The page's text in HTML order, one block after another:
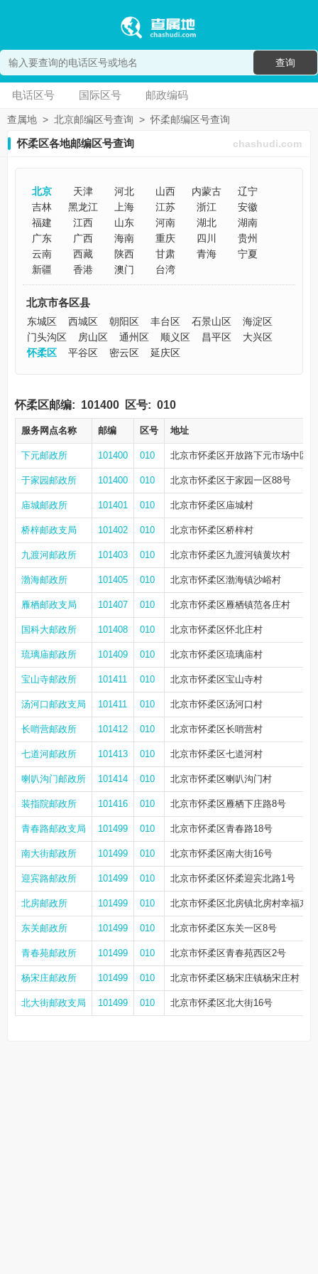
查询
电话区号 国际区号 邮政编码
查属地 > 北京邮编区号查询 > 怀柔邮编区号查询
怀柔区各地邮编区号查询 chashudi.com
北京 天津 河北 山西 内蒙古
辽宁
吉林
黑龙江 上海 江苏 浙江
安徽
福建
江西 山东 河南 湖北
湖南
广东
广西 海南 重庆 四川
贵州
云南
西藏 陕西 甘肃 青海
宁夏
新疆
香港 澳门 台湾
北京市各区县
东城区 西城区 朝阳区 丰台区 石景山区
海淀区
门头沟区
房山区 通州区 顺义区 昌平区
大兴区
怀柔区
平谷区 密云区 延庆区
怀柔区邮编: 101400 区号: 010
服务网点名称 邮编 区号 地址
下元邮政所 101400 010 北京市怀柔区开放路下元市场中区
于家园邮政所 101400 010 北京市怀柔区于家园一区88号
庙城邮政所 101401 010 北京市怀柔区庙城村
桥梓邮政支局 101402 010 北京市怀柔区桥梓村
九渡河邮政所 101403 010 北京市怀柔区九渡河镇黄坎村
渤海邮政所 101405 010 北京市怀柔区渤海镇沙峪村
雁栖邮政支局 101407 010 北京市怀柔区雁栖镇范各庄村
国科大邮政所 101408 010 北京市怀柔区怀北庄村
琉璃庙邮政所 101409 010 北京市怀柔区琉璃庙村
宝山寺邮政所 101411 010 北京市怀柔区宝山寺村
汤河口邮政支局 101411 010 北京市怀柔区汤河口村
长哨营邮政所 101412 010 北京市怀柔区长哨营村
七道河邮政所 101413 010 北京市怀柔区七道河村
喇叭沟门邮政所 101414 010 北京市怀柔区喇叭沟门村
装指院邮政所 101416 010 北京市怀柔区雁栖下庄路8号
青春路邮政支局 101499 010 北京市怀柔区青春路18号
南大街邮政所 101499 010 北京市怀柔区南大街16号
迎宾路邮政所 101499 010 北京市怀柔区怀柔迎宾北路1号
北房邮政所 101499 010 北京市怀柔区北房镇北房村幸福东
东关邮政所 101499 010 北京市怀柔区东关一区8号
青春苑邮政所 101499 010 北京市怀柔区青春苑西区2号
杨宋庄邮政所 101499 010 北京市怀柔区杨宋庄镇杨宋庄村
北大街邮政支局 101499 010 北京市怀柔区北大街16号